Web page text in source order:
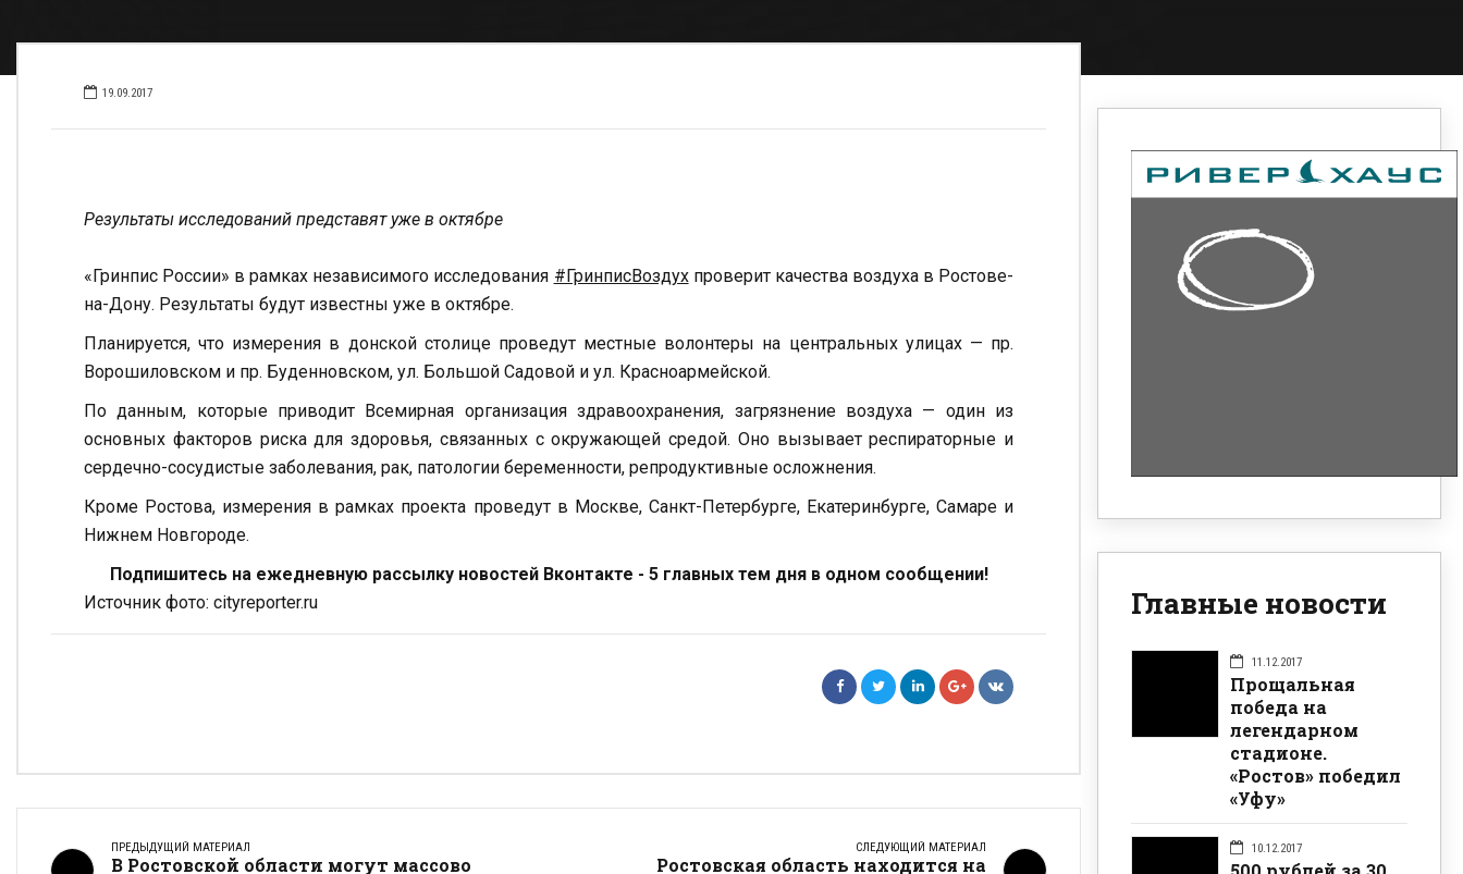
19.09.2017
Результаты исследований представят уже в октябре
«Гринпис России» в рамках независимого исследования #ГринписВоздухпроверит качества воздуха в Ростове-
на-Дону. Результаты будут известны уже в октябре.
Планируется, что измерения в донской столице проведут местные волонтеры на центральных улицах — пр.
Ворошиловском и пр. Буденновском, ул. Большой Садовой и ул. Красноармейской.
По данным, которые приводит Всемирная организация здравоохранения, загрязнение воздуха — один из
основных факторов риска для здоровья, связанных с окружающей средой. Оно вызывает респираторные и
сердечно-сосудистые заболевания, рак, патологии беременности, репродуктивные осложнения.
Кроме Ростова, измерения в рамках проекта проведут в Москве, Санкт-Петербурге, Екатеринбурге, Самаре и
Нижнем Новгороде.
Подпишитесь на ежедневную рассылку новостей Вконтакте - 5 главных тем дня в одном сообщении!
Источник фото: cityreporter.ru
ПРЕДЫДУЩИЙ МАТЕРИАЛ
В Ростовской области могут массово
СЛЕДУЮЩИЙ МАТЕРИАЛ
Ростовская область находится на
Главные новости
11.12.2017
Прощальная
победа на
легендарном
стадионе.
«Ростов» победил
«Уфу»
10.12.2017